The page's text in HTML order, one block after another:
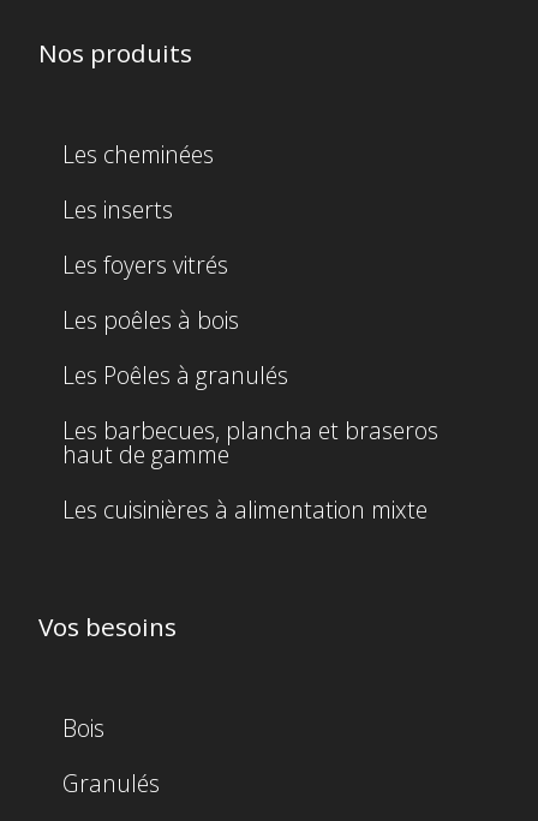
Nos produits
Les cheminées
Les inserts
Les foyers vitrés
Les poêles à bois
Les Poêles à granulés
Les barbecues, plancha et braseros
haut de gamme
Les cuisinières à alimentation mixte
Vos besoins
Bois
Granulés